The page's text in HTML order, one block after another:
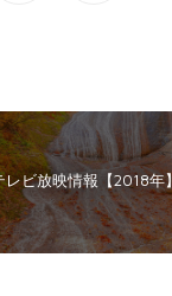
ビ放映情報【2018年】